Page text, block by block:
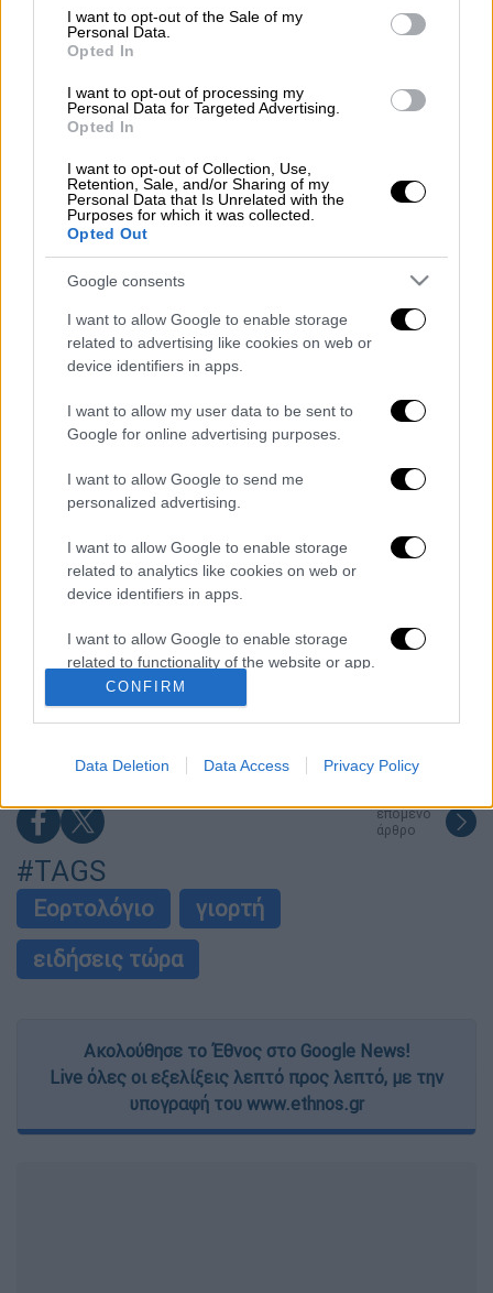
consent section.
I want to opt-out of the Sale of my
Personal Data.
Opted In
I want to opt-out of processing my
Personal Data for Targeted Advertising.
Opted In
I want to opt-out of Collection, Use,
Retention, Sale, and/or Sharing of my
Personal Data that Is Unrelated with the
Purposes for which it was collected.
Opted Out
Google consents
I want to allow Google to enable storage
related to advertising like cookies on web or
device identifiers in apps.
I want to allow my user data to be sent to
Google for online advertising purposes.
I want to allow Google to send me
personalized advertising.
I want to allow Google to enable storage
related to analytics like cookies on web or
device identifiers in apps.
I want to allow Google to enable storage
related to functionality of the website or app.
I want to allow Google to enable storage
I want to allow Google to enable storage
functionality and fraud prevention, and other
user protection.
CONFIRM
Data Deletion Data Access Privacy Policy
Σήμεραγιορτάζουν
Καρπός
Αγαθονίκη
Χρυσούλα, Σήλια, Χρυστάλλα,
Χρυσταλλία *
Φλωρεντία, Φλωρέντα, Φλωρένα,
Φλώρινα, Φλωρένσα, Φλωρέντζα, Ντία,
Φλωρέντιος, Φλωρέντης, Φλωρέντος,
Φλορέντσος
Διαβάστε ακόμη
Συνελήφθησαν δύο μέλη μαφίας στο
Παλαιό Φάληρο - Οι εκβιασμοί, οι
ξυλοδαρμοί και τα προσωνύμια «πίτμπουλ»
Βίντεο-σοκ από το μακελειό σε σχολείο
ανοίγει πυρ - Στους 9 ανέβηκαν οι νεκροί
Νέα αποχώρηση από το κόμμα Καρυστιανού:
φίμωση και δολοφονία χαρακτήρων»
Πώς πνίγηκε το 4χρονο παιδί σε πισίνα
στην Πάρο: Οι γονείς ήταν στη θάλασσα, ο
επόμενο
άρθρο
#TAGS
Εορτολόγιο
γιορτή
ειδήσεις τώρα
Ακολούθησε το Έθνος στο Google News!
Live όλες οι εξελίξεις λεπτό προς λεπτό, με την
υπογραφή του www.ethnos.gr